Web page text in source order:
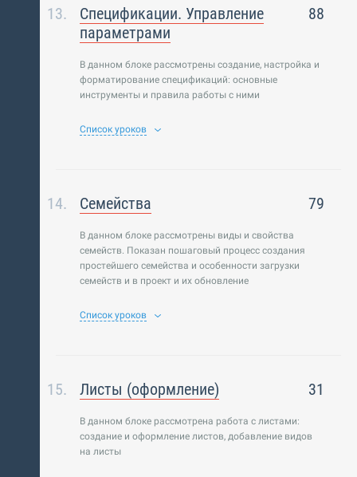
Спецификации. Управление
параметрами
88
В данном блоке рассмотрены создание, настройка и
форматирование спецификаций: основные
инструменты и правила работы с ними
Список уроков
Семейства 79
В данном блоке рассмотрены виды и свойства
семейств. Показан пошаговый процесс создания
простейшего семейства и особенности загрузки
семейств и в проект и их обновление
Список уроков
Листы (оформление) 31
В данном блоке рассмотрена работа с листами:
создание и оформление листов, добавление видов
на листы